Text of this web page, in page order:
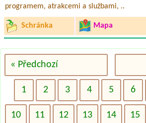
programem, atrakcemi a službami, ..
Schránka Mapa
« Předchozí
1 2 3 4 5 6
10 11 12 13 14 15